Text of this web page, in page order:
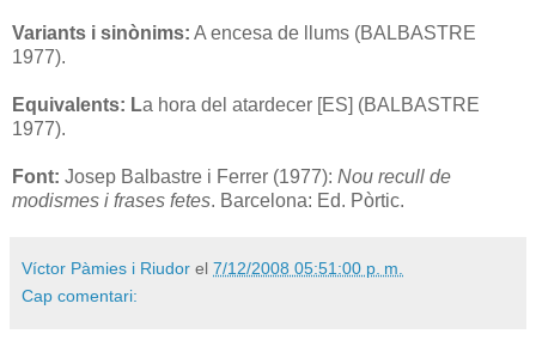
Variants i sinònims: A encesa de llums (BALBASTRE
1977).
Equivalents: La hora del atardecer [ES] (BALBASTRE
1977).
Font: Josep Balbastre i Ferrer (1977): Nou recull de
modismes i frases fetes. Barcelona: Ed. Pòrtic.
Víctor Pàmies i Riudor el 7/12/2008 05:51:00 p. m.
Cap comentari: